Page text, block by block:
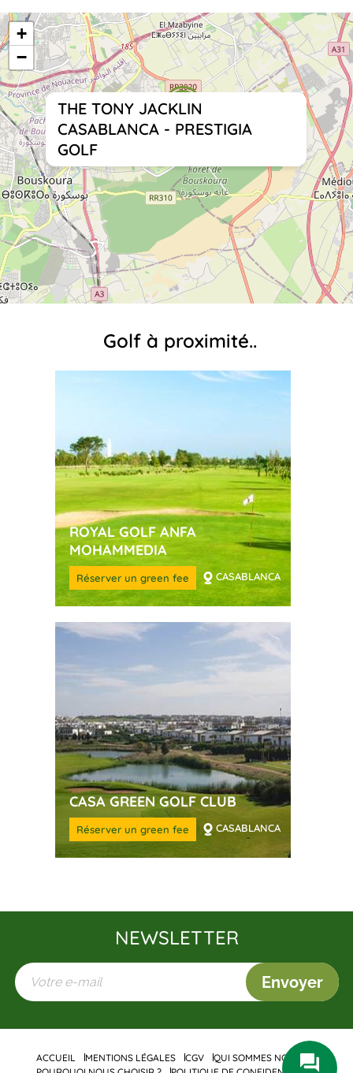
Golf à proximité..
ROYAL GOLF ANFA
MOHAMMEDIA
CASABLANCA
Réserver un green fee
CASA GREEN GOLF CLUB
CASABLANCA
Réserver un green fee
THE TONY JACKLIN
CASABLANCA - PRESTIGIA
GOLF
+
−
NEWSLETTER
Envoyer
ACCUEIL MENTIONS LÉGALES CGV
QUI SOMMES NOUS ?